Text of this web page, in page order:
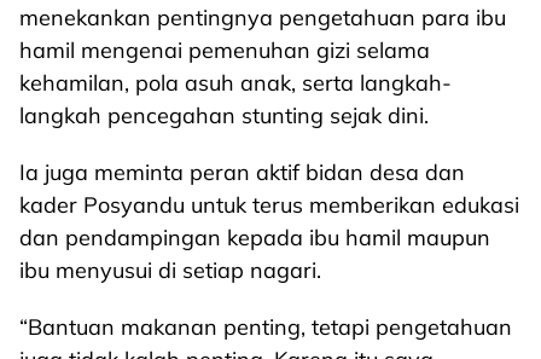
menekankan pentingnya pengetahuan para ibu
hamil mengenai pemenuhan gizi selama
kehamilan, pola asuh anak, serta langkah-
langkah pencegahan stunting sejak dini.
Ia juga meminta peran aktif bidan desa dan
kader Posyandu untuk terus memberikan edukasi
dan pendampingan kepada ibu hamil maupun
ibu menyusui di setiap nagari.
“Bantuan makanan penting, tetapi pengetahuan